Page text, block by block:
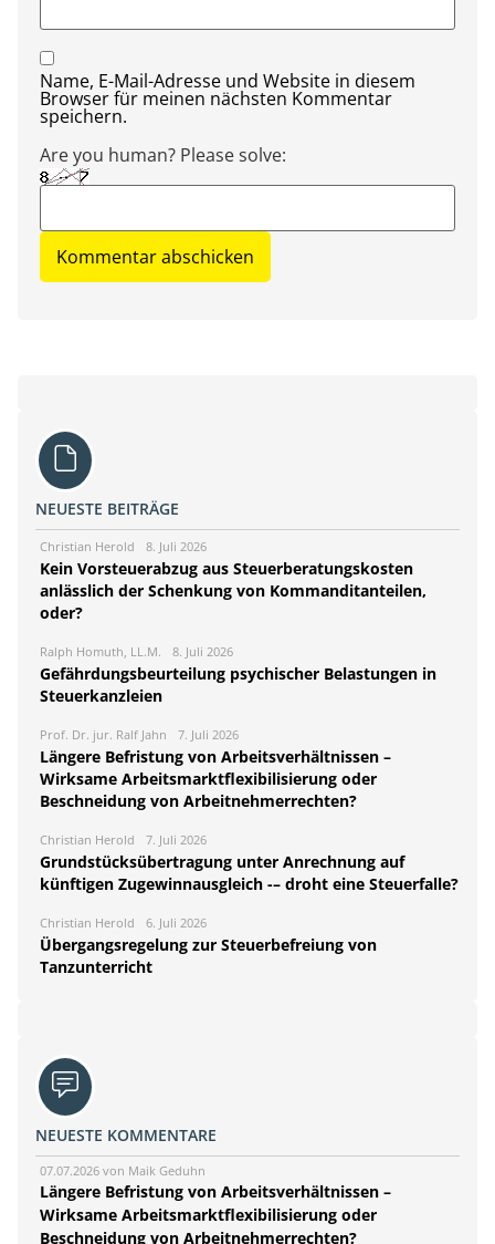
Name, E-Mail-Adresse und Website in diesem
Browser für meinen nächsten Kommentar
speichern.
Are you human? Please solve:
NEUESTE BEITRÄGE
Christian Herold 8. Juli 2026
Kein Vorsteuerabzug aus Steuerberatungskosten
anlässlich der Schenkung von Kommanditanteilen,
oder?
Ralph Homuth, LL.M. 8. Juli 2026
Gefährdungsbeurteilung psychischer Belastungen in
Steuerkanzleien
Prof. Dr. jur. Ralf Jahn 7. Juli 2026
Längere Befristung von Arbeitsverhältnissen –
Wirksame Arbeitsmarktflexibilisierung oder
Beschneidung von Arbeitnehmerrechten?
Christian Herold 7. Juli 2026
Grundstücksübertragung unter Anrechnung auf
künftigen Zugewinnausgleich -– droht eine Steuerfalle?
Christian Herold 6. Juli 2026
Übergangsregelung zur Steuerbefreiung von
Tanzunterricht
NEUESTE KOMMENTARE
07.07.2026 von Maik Geduhn
Längere Befristung von Arbeitsverhältnissen –
Wirksame Arbeitsmarktflexibilisierung oder
Beschneidung von Arbeitnehmerrechten?